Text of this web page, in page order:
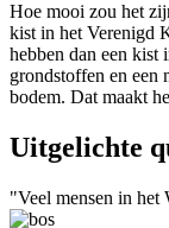
Hoe mooi zou het
kist in het Verenigd
hebben dan een kist
grondstoffen en een
bodem. Dat maakt
Uitgelichte
Veel mensen in het